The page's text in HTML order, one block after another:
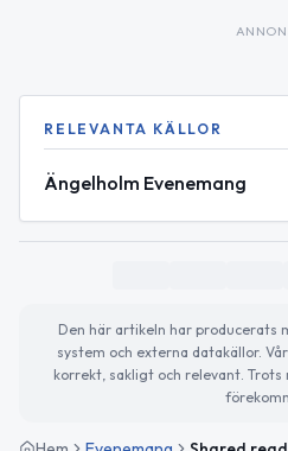
RELEVANTA KÄLLOR
Ängelholm Evenemang
Den här artikeln har producerats
system och externa datakällor.
korrekt, sakligt och relevant.